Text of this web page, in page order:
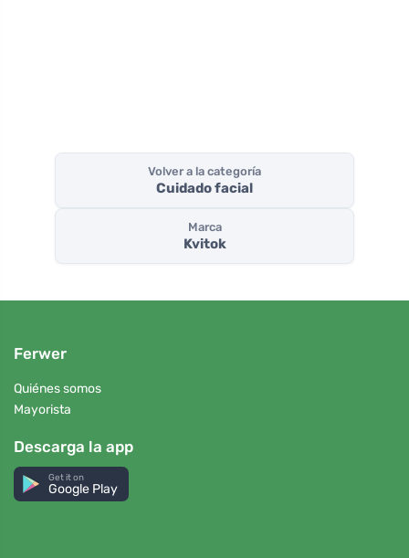
Volver a la categoría
Cuidado facial
Marca
Kvitok
Ferwer
Quiénes somos
Mayorista
Descarga la app
Get it on
Google Play